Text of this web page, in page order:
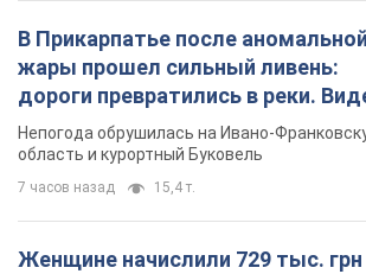
В Прикарпатье после аномальной
жары прошел сильный ливень:
дороги превратились в реки.
Непогода обрушилась на Ивано-
область и курортный Буковель
7 часов назад 15,4 т.
Женщине начислили 729 тыс. грн